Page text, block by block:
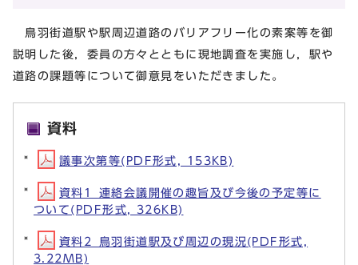
鳥羽街道駅や駅周辺道路のバリアフリー化の素案等を御
説明した後，委員の方々とともに現地調査を実施し，駅や
道路の課題等について御意見をいただきました。
資料
議事次第等(PDF形式, 153KB)
資料1_連絡会議開催の趣旨及び今後の予定等に
ついて(PDF形式, 326KB)
資料2_鳥羽街道駅及び周辺の現況(PDF形式,
3.22MB)